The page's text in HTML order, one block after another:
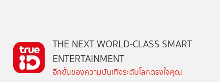
THE NEXT WORLD-CLASS SMART
ENTERTAINMENT
อีกขั้นของความบันเทิงระดับโลกตรงใจคุณ